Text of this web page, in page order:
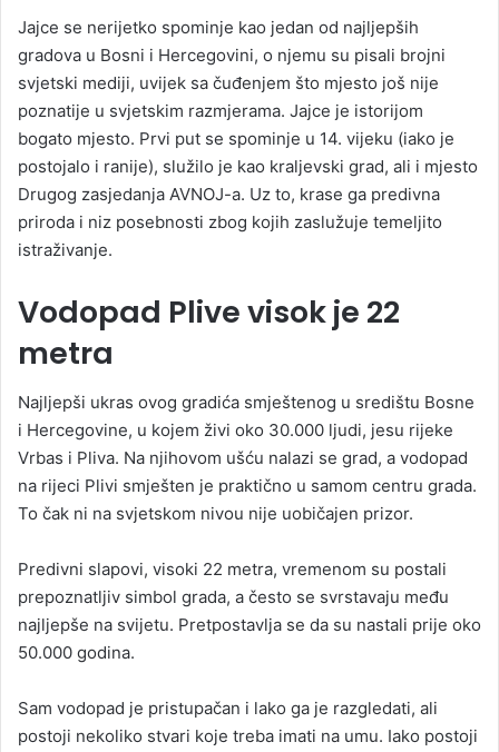
Jajce se nerijetko spominje kao jedan od najljepših
gradova u Bosni i Hercegovini, o njemu su pisali brojni
svjetski mediji, uvijek sa čuđenjem što mjesto još nije
poznatije u svjetskim razmjerama. Jajce je istorijom
bogato mjesto. Prvi put se spominje u 14. vijeku (iako je
postojalo i ranije), služilo je kao kraljevski grad, ali i mjesto
Drugog zasjedanja AVNOJ-a. Uz to, krase ga predivna
priroda i niz posebnosti zbog kojih zaslužuje temeljito
istraživanje.
Vodopad Plive visok je 22
metra
Najljepši ukras ovog gradića smještenog u središtu Bosne
i Hercegovine, u kojem živi oko 30.000 ljudi, jesu rijeke
Vrbas i Pliva. Na njihovom ušću nalazi se grad, a vodopad
na rijeci Plivi smješten je praktično u samom centru grada.
To čak ni na svjetskom nivou nije uobičajen prizor.
Predivni slapovi, visoki 22 metra, vremenom su postali
prepoznatljiv simbol grada, a često se svrstavaju među
najljepše na svijetu. Pretpostavlja se da su nastali prije oko
50.000 godina.
Sam vodopad je pristupačan i lako ga je razgledati, ali
postoji nekoliko stvari koje treba imati na umu. Iako postoji